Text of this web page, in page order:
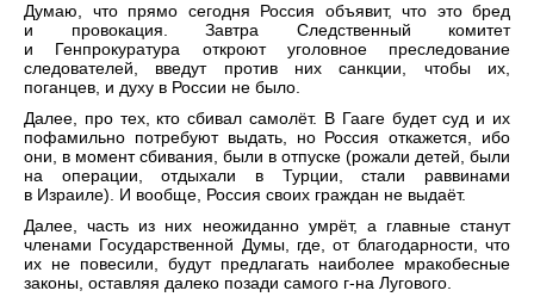
Думаю, что прямо сегодня Россия объявит, что это бред
и провокация. Завтра Следственный комитет
и Генпрокуратура откроют уголовное преследование
следователей, введут против них санкции, чтобы их,
поганцев, и духу в России не было.
Далее, про тех, кто сбивал самолёт. В Гааге будет суд и их
пофамильно потребуют выдать, но Россия откажется, ибо
они, в момент сбивания, были в отпуске (рожали детей, были
на операции, отдыхали в Турции, стали раввинами
в Израиле). И вообще, Россия своих граждан не выдаёт.
Далее, часть из них неожиданно умрёт, а главные станут
членами Государственной Думы, где, от благодарности, что
их не повесили, будут предлагать наиболее мракобесные
законы, оставляя далеко позади самого г-на Лугового.